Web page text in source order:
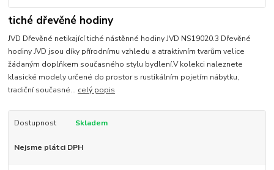
tiché dřevěné hodiny
JVD Dřevěné netikající tiché nástěnné hodiny JVD NS19020.3 Dřevěné
hodiny JVD jsou díky přírodnímu vzhledu a atraktivním tvarům velice
žádaným doplňkem současného stylu bydlení.V kolekci naleznete
klasické modely určené do prostor s rustikálním pojetím nábytku,
tradiční současné... celý popis
Dostupnost Skladem
Nejsme plátci DPH